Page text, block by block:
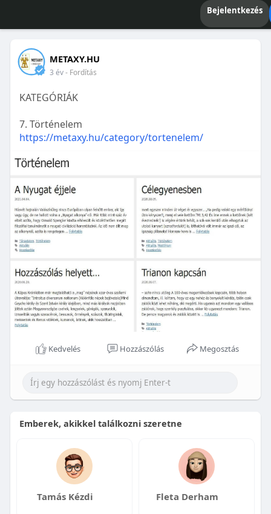
Bejelentkezés
METAXY.HU
3 év- Fordítás
KATEGÓRIÁK
7. Történelem
https://metaxy.hu/category/tortenelem/
Kedvelés Hozzászólás Megosztás
Emberek, akikkel találkozni szeretne
Tamás Kézdi Fleta Derham